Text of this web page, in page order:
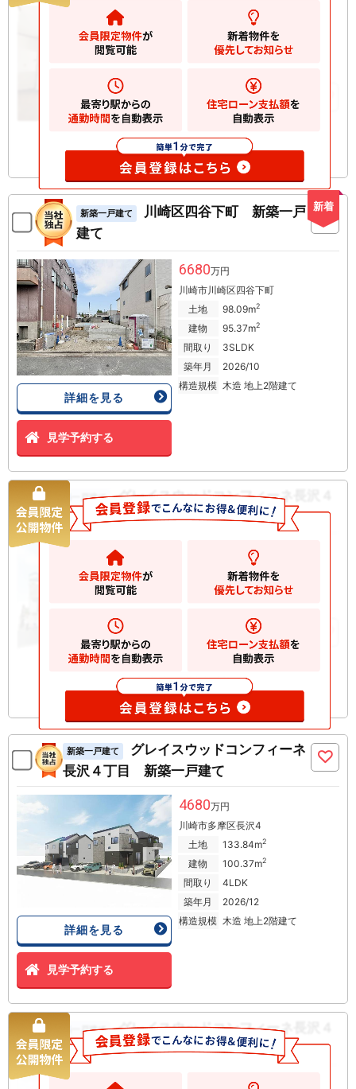
川崎市川崎区田島町
33.19m2
お気に入りに追加
新着
新築一戸建て
川崎区四谷下町 新築一戸
建て
詳細を見る
見学予約する
6680万円
川崎市川崎区四谷下町
土地
98.09m2
建物 95.37m2
間取り
3SLDK
築年月
2026/10
構造規模 木造 地上2階建て
新築一戸建て
グレイスウッドコンフィーネ長沢４
丁目 新築一戸建て
川崎市多摩区長沢
125.37m2
お気に入りに追加
新築一戸建て
グレイスウッドコンフィーネ
長沢４丁目 新築一戸建て
詳細を見る
見学予約する
4680万円
川崎市多摩区長沢4
土地
133.84m2
建物 100.37m2
間取り
4LDK
築年月
2026/12
構造規模 木造 地上2階建て
新築一戸建て
グレイスウッドコンフィーネ長沢４
丁目 新築一戸建て